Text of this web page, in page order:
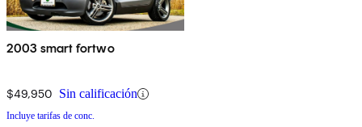
2003 smart fortwo
$49,950 Sin calificación
Incluye tarifas de conc.